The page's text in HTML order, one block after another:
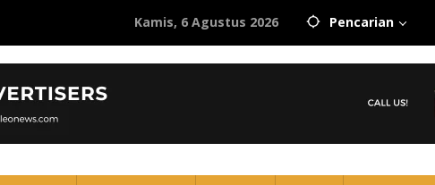
Kamis, 6 Agustus 2026 Pencarian